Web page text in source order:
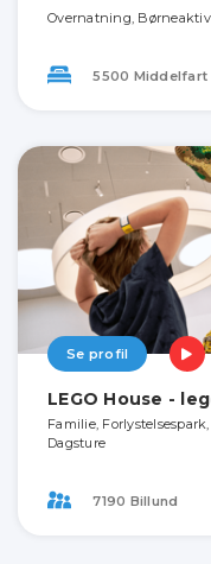
Overnatning,
5500 Middelfart
Se profil
LEGO House -
Familie,
Dagsture
7190 Billund